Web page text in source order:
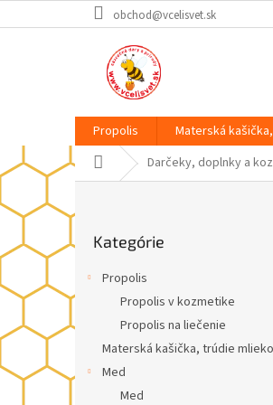
na
obchod@vcelisvet.sk
Propolis Materská
DomovDarčeky, doplnky a
o
n
p
n
l
kategórie
Kategórie
Propolis
Propolis v kozmetike
Propolis na liečenie
Materská kašička, trúdie mlieko
Med
Med